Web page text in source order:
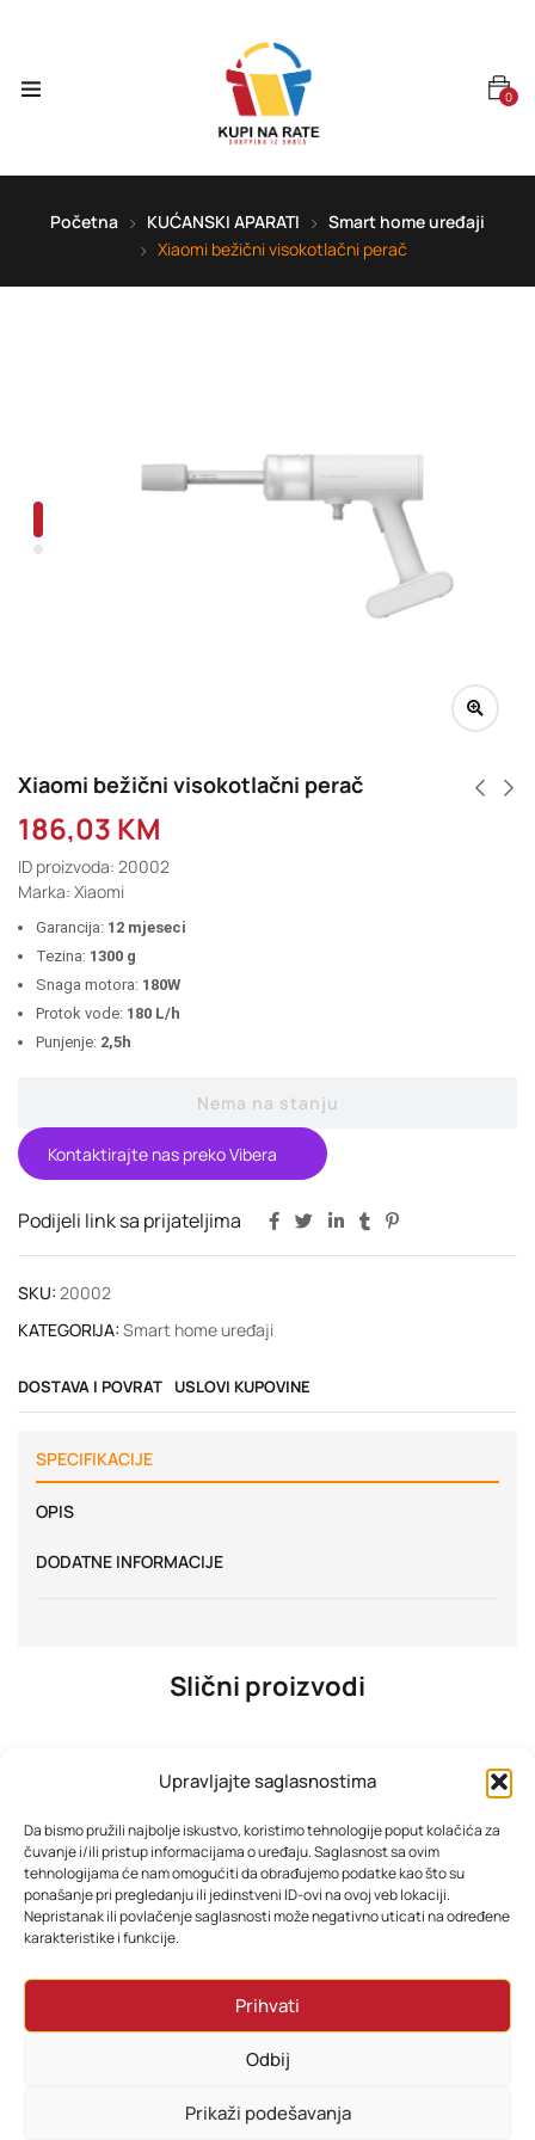
Upravljajte saglasnostima
Da bismo pružili najbolje iskustvo, koristimo tehnologije poput kolačića za
čuvanje i/ili pristup informacijama o uređaju. Saglasnost sa ovim
tehnologijama će nam omogućiti da obrađujemo podatke kao što su
ponašanje pri pregledanju ili jedinstveni ID-ovi na ovoj veb lokaciji.
Nepristanak ili povlačenje saglasnosti može negativno uticati na određene
karakteristike i funkcije.
Prihvati
Odbij
Prikaži podešavanja
0
Početna KUĆANSKI APARATI
Smart home uređaji
Xiaomi bežični visokotlačni perač
Xiaomi bežični visokotlačni perač
186,03 KM
ID proizvoda: 20002
Marka: Xiaomi
Garancija: 12 mjeseci
Tezina: 1300 g
Snaga motora: 180W
Protok vode: 180 L/h
Punjenje: 2,5h
Nema na stanju
Kontaktirajte nas preko Vibera
Podijeli link sa prijateljima
SKU: 20002
KATEGORIJA: Smart home uređaji
DOSTAVA I POVRAT USLOVI KUPOVINE
SPECIFIKACIJE
OPIS
DODATNE INFORMACIJE
Slični proizvodi
Xiaomi Mi Smart LED Ceiling Light D30 – Pametna plafonjera